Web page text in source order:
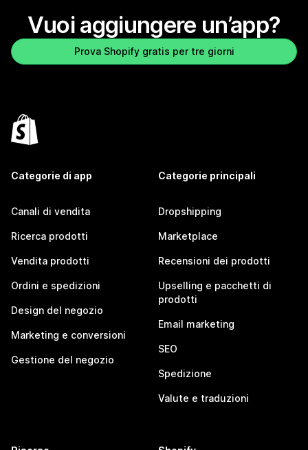
Vuoi aggiungere un’app?
Prova Shopify gratis per tre giorni
Categorie di app
Canali di vendita
Ricerca prodotti
Vendita prodotti
Ordini e spedizioni
Design del negozio
Marketing e conversioni
Gestione del negozio
Categorie principali
Dropshipping
Marketplace
Recensioni dei prodotti
Upselling e pacchetti di
prodotti
Email marketing
SEO
Spedizione
Valute e traduzioni